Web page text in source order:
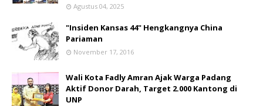
Agustus 04, 2025
"Insiden Kansas 44" Hengkangnya China
Pariaman
November 17, 2016
Wali Kota Fadly Amran Ajak Warga Padang
Aktif Donor Darah, Target 2.000 Kantong di
UNP